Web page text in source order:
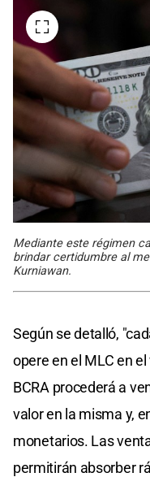
Mediante este régimen
brindar certidumbre al
Kurniawan.
Según se detalló,
opere en el MLC en
BCRA procederá a
valor en la misma y,
monetarios. Las
permitirán absorber